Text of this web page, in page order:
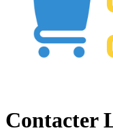
Contacter